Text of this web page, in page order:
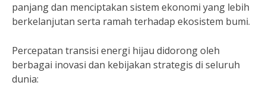
panjang dan menciptakan sistem ekonomi yang lebih
berkelanjutan serta ramah terhadap ekosistem bumi.
Percepatan transisi energi hijau didorong oleh
berbagai inovasi dan kebijakan strategis di seluruh
dunia: